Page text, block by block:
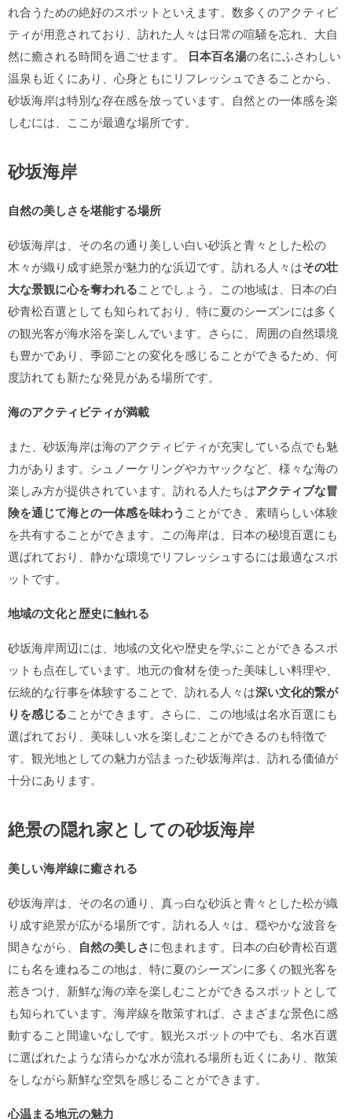
れ合うための絶好のスポットといえます。数多くのアクティビ
ティが用意されており、訪れた人々は日常の喧騒を忘れ、大自
然に癒される時間を過ごせます。 日本百名湯の名にふさわしい
温泉も近くにあり、心身ともにリフレッシュできることから、
砂坂海岸は特別な存在感を放っています。自然との一体感を楽
しむには、ここが最適な場所です。
砂坂海岸
自然の美しさを堪能する場所
砂坂海岸は、その名の通り美しい白い砂浜と青々とした松の
木々が織り成す絶景が魅力的な浜辺です。訪れる人々はその壮
大な景観に心を奪われることでしょう。この地域は、日本の白
砂青松百選としても知られており、特に夏のシーズンには多く
の観光客が海水浴を楽しんでいます。さらに、周囲の自然環境
も豊かであり、季節ごとの変化を感じることができるため、何
度訪れても新たな発見がある場所です。
海のアクティビティが満載
また、砂坂海岸は海のアクティビティが充実している点でも魅
力があります。シュノーケリングやカヤックなど、様々な海の
楽しみ方が提供されています。訪れる人たちはアクティブな冒
険を通じて海との一体感を味わう ことができ、素晴らしい体験
を共有することができます。この海岸は、日本の秘境百選にも
選ばれており、静かな環境でリフレッシュするには最適なスポ
ットです。
地域の文化と歴史に触れる
砂坂海岸周辺には、地域の文化や歴史を学ぶことができるスポ
ットも点在しています。地元の食材を使った美味しい料理や、
伝統的な行事を体験することで、訪れる人々は深い文化的繋が
りを感じることができます。さらに、この地域は名水百選にも
選ばれており、美味しい水を楽しむことができるのも特徴で
す。観光地としての魅力が詰まった砂坂海岸は、訪れる価値が
十分にあります。
絶景の隠れ家としての砂坂海岸
美しい海岸線に癒される
砂坂海岸は、その名の通り、真っ白な砂浜と青々とした松が織
り成す絶景が広がる場所です。訪れる人々は、穏やかな波音を
聞きながら、 自然の美しさに包まれます。日本の白砂青松百選
にも名を連ねるこの地は、特に夏のシーズンに多くの観光客を
惹きつけ、新鮮な海の幸を楽しむことができるスポットとして
も知られています。海岸線を散策すれば、さまざまな景色に感
動すること間違いなしです。観光スポットの中でも、名水百選
に選ばれたような清らかな水が流れる場所も近くにあり、散策
をしながら新鮮な空気を感じることができます。
心温まる地元の魅力